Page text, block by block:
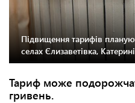
Підвищення тарифів
селах Єлизаветівка,
Тариф може
гривень.